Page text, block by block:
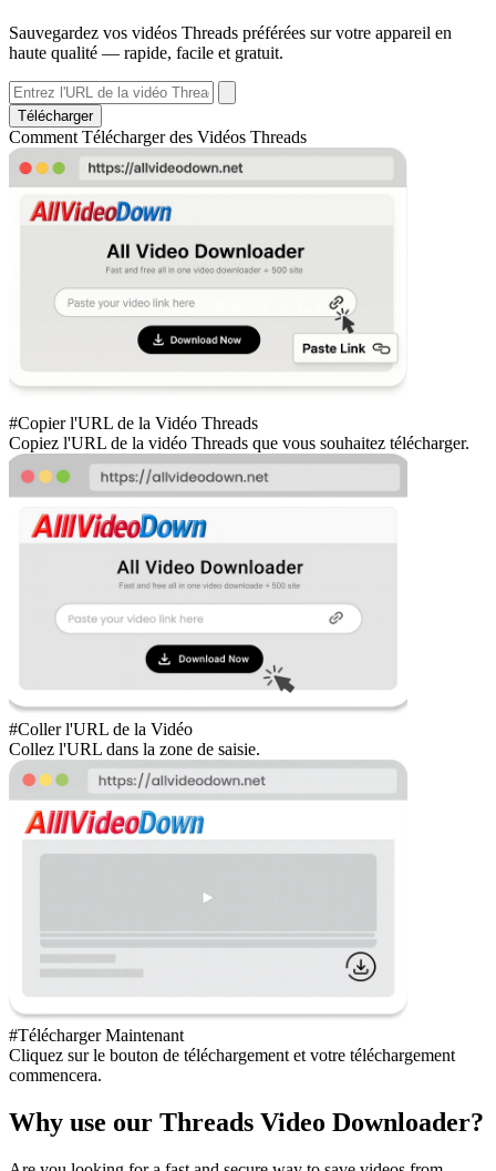
Sauvegardez vos vidéos Threads préférées sur votre appareil en
haute qualité — rapide, facile et gratuit.
Télécharger
Comment Télécharger des Vidéos Threads
#Copier l'URL de la Vidéo Threads
Copiez l'URL de la vidéo Threads que vous souhaitez télécharger.
#Coller l'URL de la Vidéo
Collez l'URL dans la zone de saisie.
#Télécharger Maintenant
Cliquez sur le bouton de téléchargement et votre téléchargement
commencera.
Why use our Threads Video Downloader?